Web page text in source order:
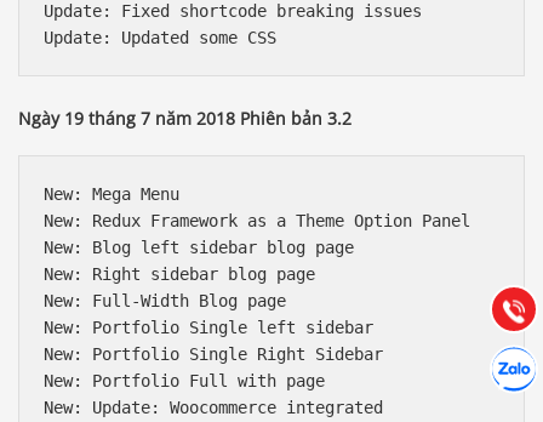
Update: Fixed shortcode breaking issues
Ngày 19 tháng 7 năm 2018 Phiên bản 3.2
New: Mega Menu
New: Redux Framework as a Theme Option Panel
New: Blog left sidebar blog page
New: Right sidebar blog page
New: Full-Width Blog page
New: Portfolio Single left sidebar
New: Portfolio Single Right Sidebar
New: Portfolio Full with page
New: Update: Woocommerce integrated
Gọi
Báo giá & Đặt hàng:
Hướng dẫn & Hỗ trợ:
(028) 22.166.144
Chát
Hợp tác